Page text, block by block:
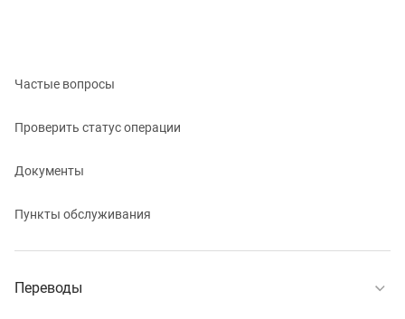
Частые вопросы
Проверить статус операции
Документы
Пункты обслуживания
Переводы